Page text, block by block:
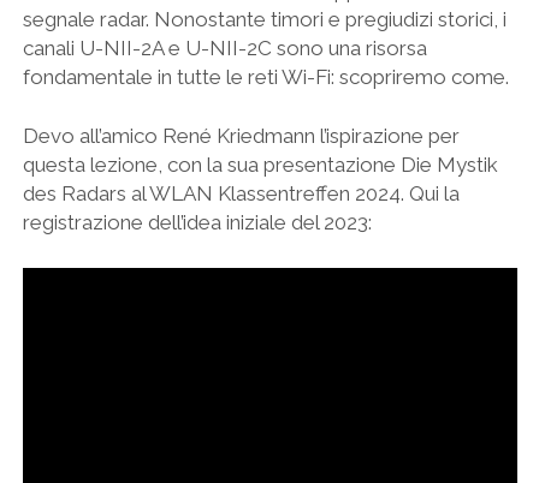
segnale radar. Nonostante timori e pregiudizi storici, i
canali U-NII-2A e U-NII-2C sono una risorsa
fondamentale in tutte le reti Wi-Fi: scopriremo come.
Devo all’amico René Kriedmann l’ispirazione per
questa lezione, con la sua presentazione Die Mystik
des Radars al WLAN Klassentreffen 2024. Qui la
registrazione dell’idea iniziale del 2023: